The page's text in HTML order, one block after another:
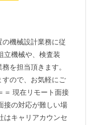
機械設計業務に従
立機械や、検査装
を担当頂きます。
ので、お気軽にご
＝ 現在リモート面接
接の対応が難しい場
はキャリアカウンセ